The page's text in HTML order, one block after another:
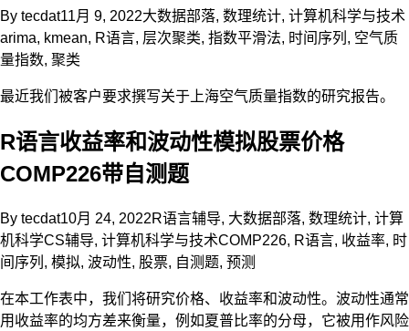
By tecdat11月 9, 2022大数据部落, 数理统计, 计算机科学与技术
arima, kmean, R语言, 层次聚类, 指数平滑法, 时间序列 , 空气质
量指数, 聚类
最近我们被客户要求撰写关于上海空气质量指数的研究报告。
R语言收益率和波动性模拟股票价格
COMP226带自测题
By tecdat10月 24, 2022R语言辅导, 大数据部落, 数理统计, 计算
机科学CS辅导, 计算机科学与技术COMP226, R语言, 收益率, 时
间序列 , 模拟, 波动性, 股票, 自测题, 预测
在本工作表中，我们将研究价格、收益率和波动性。波动性通常
用收益率的均方差来衡量，例如夏普比率的分母，它被用作风险